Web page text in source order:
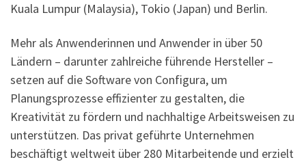
Kuala Lumpur (Malaysia), Tokio (Japan) und Berlin.
Mehr als Anwenderinnen und Anwender in über 50
Ländern – darunter zahlreiche führende Hersteller –
setzen auf die Software von Configura, um
Planungsprozesse effizienter zu gestalten, die
Kreativität zu fördern und nachhaltige Arbeitsweisen zu
unterstützen. Das privat geführte Unternehmen
beschäftigt weltweit über 280 Mitarbeitende und erzielt